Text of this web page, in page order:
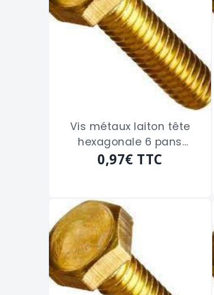
Vis métaux laiton tête
hexagonale 6 pans
filetage total de 4 x 20
0,97€ TTC